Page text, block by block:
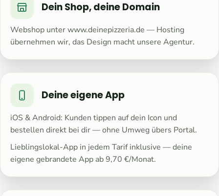
Dein Shop, deine Domain
Webshop unter www.deinepizzeria.de — Hosting
übernehmen wir, das Design macht unsere Agentur.
Deine eigene App
iOS & Android: Kunden tippen auf dein Icon und
bestellen direkt bei dir — ohne Umweg übers Portal.
Lieblingslokal-App in jedem Tarif inklusive — deine
eigene gebrandete App ab 9,70 €/Monat.